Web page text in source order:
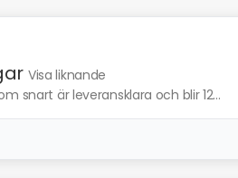
Visa liknande
snart är leveransklara och blir 12...